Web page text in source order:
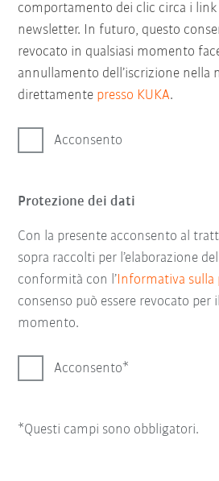
comportamento dei clic circa i link
newsletter. In futuro, questo
revocato in qualsiasi momento
annullamento dell’iscrizione nella
direttamente presso KUKA.
Acconsento
Protezione dei dati
Con la presente acconsento al
sopra raccolti per l’elaborazione
conformità con l’Informativa sulla
consenso può essere revocato
momento.
Acconsento
*Questi campi sono obbligatori.